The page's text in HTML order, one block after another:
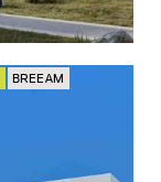
BREEAM